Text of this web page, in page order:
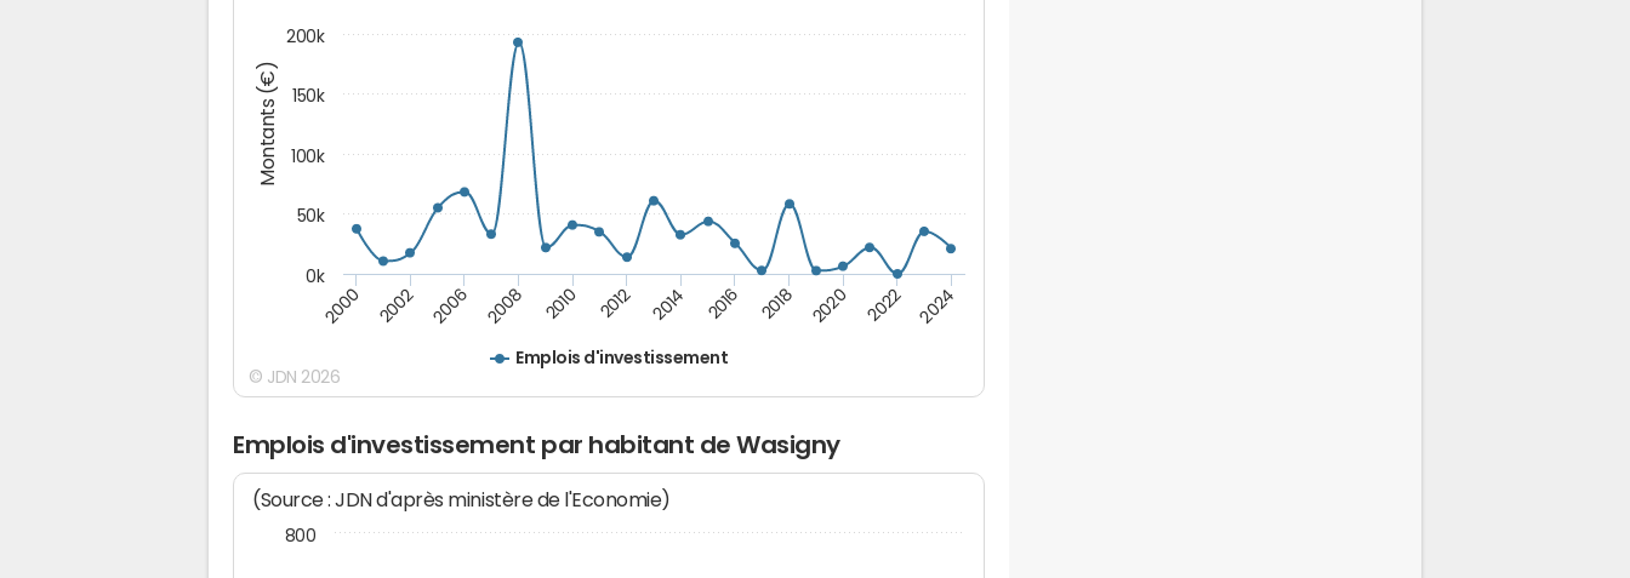
Montants (€)
Emplois d'investissement
2000 2002 2006 2008 2010 2012 2014 2016 2018 2020 2022 2024
0k
50k
100k
150k
200k
© JDN 2026
Emplois d'investissement par habitant de Wasigny
(Source : JDN d'après ministère de l'Economie)
800